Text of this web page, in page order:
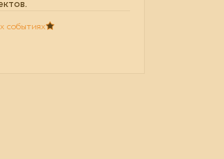
событиях